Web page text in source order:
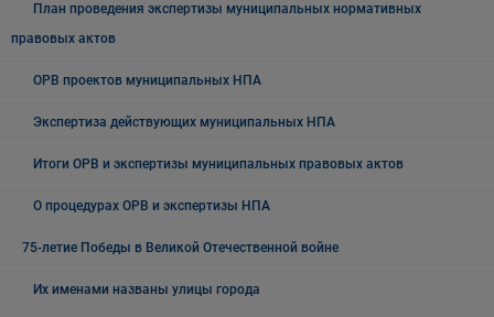
План проведения экспертизы муниципальных нормативных
правовых актов
ОРВ проектов муниципальных НПА
Экспертиза действующих муниципальных НПА
Итоги ОРВ и экспертизы муниципальных правовых актов
О процедурах ОРВ и экспертизы НПА
75-летие Победы в Великой Отечественной войне
Их именами названы улицы города